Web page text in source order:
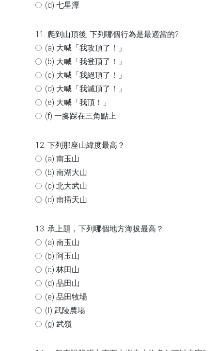
(d) 七星潭
11. 爬到山頂後, 下列哪個行為是最適當的?
(a) 大喊「我攻頂了！」
(b) 大喊「我登頂了！」
(c) 大喊「我絕頂了！」
(d) 大喊「我滅頂了！」
(e) 大喊「我頂！」
(f) 一腳踩在三角點上
12. 下列那座山緯度最高？
(a) 南玉山
(b) 南湖大山
(c) 北大武山
(d) 南插天山
13. 承上題，下列哪個地方海拔最高？
(a) 南玉山
(b) 阿玉山
(c) 林田山
(d) 品田山
(e) 品田牧場
(f) 武陵農場
(g) 武嶺